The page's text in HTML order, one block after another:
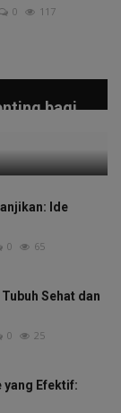
0 117
bagi
Ide
0 65
Sehat dan
0 25
yang Efektif: